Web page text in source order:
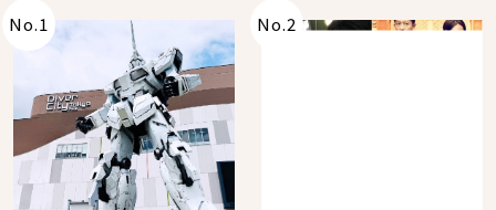
No.1 No.2